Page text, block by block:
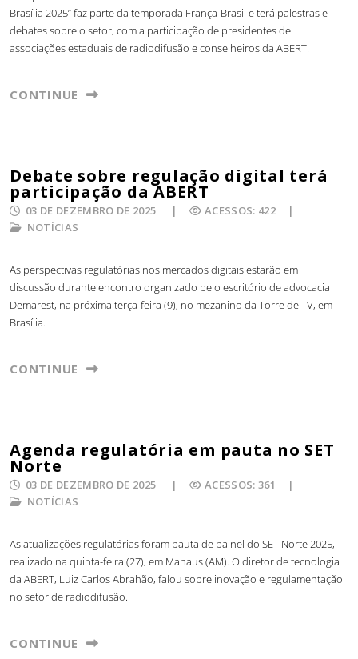
Brasília 2025” faz parte da temporada França-Brasil e terá palestras e
debates sobre o setor, com a participação de presidentes de
associações estaduais de radiodifusão e conselheiros da ABERT.
CONTINUE
Debate sobre regulação digital terá
participação da ABERT
NOTÍCIAS
03 DE DEZEMBRO DE 2025 ACESSOS: 422
As perspectivas regulatórias nos mercados digitais estarão em
discussão durante encontro organizado pelo escritório de advocacia
Demarest, na próxima terça-feira (9), no mezanino da Torre de TV, em
Brasília.
CONTINUE
Agenda regulatória em pauta no SET
Norte
NOTÍCIAS
03 DE DEZEMBRO DE 2025 ACESSOS: 361
As atualizações regulatórias foram pauta de painel do SET Norte 2025,
realizado na quinta-feira (27), em Manaus (AM). O diretor de tecnologia
da ABERT, Luiz Carlos Abrahão, falou sobre inovação e regulamentação
no setor de radiodifusão.
CONTINUE